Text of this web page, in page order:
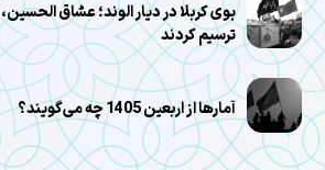
بوی کربلا در دیار الوند؛ عشاق
ترسیم کردند
آمارها از اربعین 1405 چه می‌گویند؟